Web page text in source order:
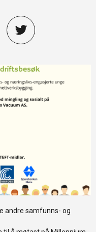
andre samfunns- og